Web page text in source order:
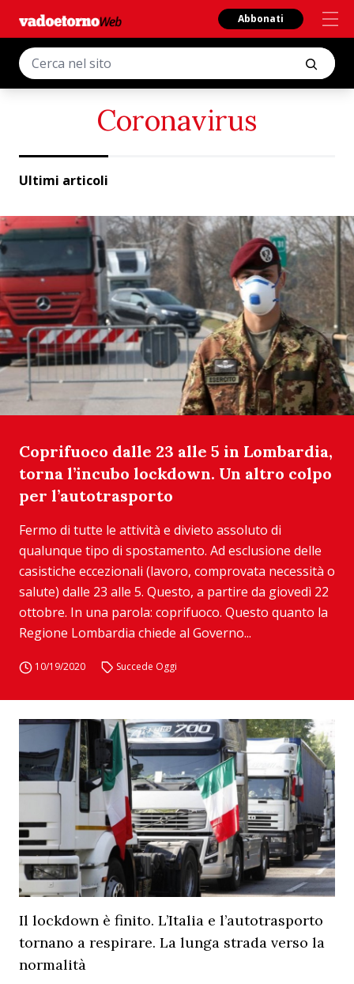
Abbonati
Coronavirus
Ultimi articoli
Coprifuoco dalle 23 alle 5 in Lombardia,
torna l’incubo lockdown. Un altro colpo
per l’autotrasporto
Fermo di tutte le attività e divieto assoluto di
qualunque tipo di spostamento. Ad esclusione delle
casistiche eccezionali (lavoro, comprovata necessità o
salute) dalle 23 alle 5. Questo, a partire da giovedì 22
ottobre. In una parola: coprifuoco. Questo quanto la
Regione Lombardia chiede al Governo...
10/19/2020 Succede Oggi
Il lockdown è finito. L’Italia e l’autotrasporto
tornano a respirare. La lunga strada verso la
normalità